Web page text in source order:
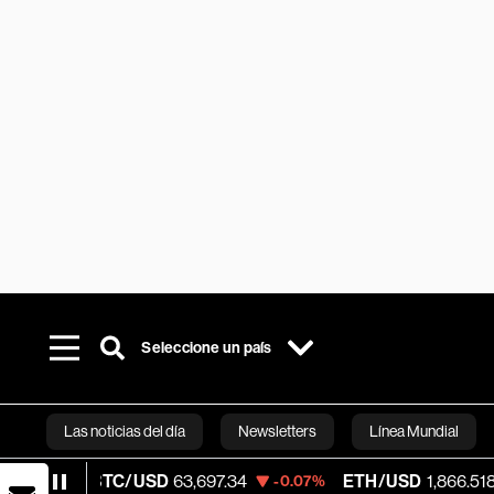
Seleccione un país
Las noticias del día Newsletters Línea Mundial
Bloomberg
BTC/USD 63,697.34 -0.07% ETH/USD 1,866.518 -0.05%